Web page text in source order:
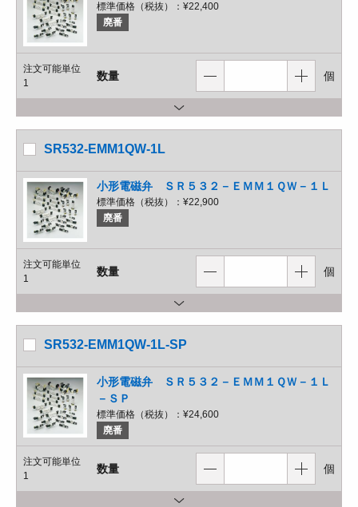
標準価格（税抜）： ¥22,400
廃番
注文可能単位
1
数量 個
SR532-EMM1QW-1L
小形電磁弁 ＳＲ５３２－ＥＭＭ１ＱＷ－１Ｌ
標準価格（税抜）： ¥22,900
廃番
注文可能単位
1
数量 個
SR532-EMM1QW-1L-SP
小形電磁弁 ＳＲ５３２－ＥＭＭ１ＱＷ－１Ｌ
－ＳＰ
標準価格（税抜）： ¥24,600
廃番
注文可能単位
1
数量 個